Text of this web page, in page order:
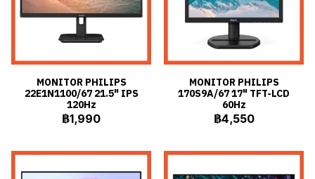
MONITOR PHILIPS
22E1N1100/67 21.5" IPS
120Hz
฿1,990
MONITOR PHILIPS
170S9A/67 17" TFT-LCD
60Hz
฿4,550